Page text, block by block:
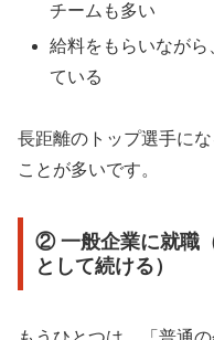
チームも多い
給料をもらいなが
ている
長距離のトップ選手に
ことが多いです。
② 一般企業に就職
として続ける）